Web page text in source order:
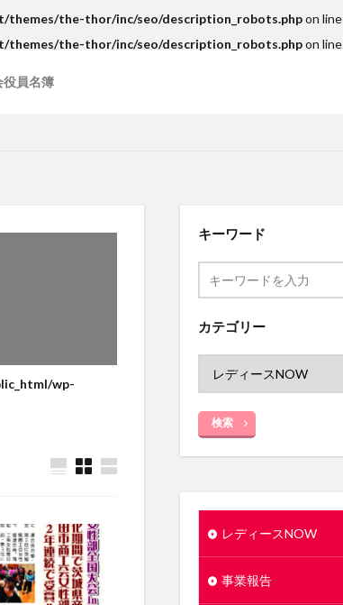
themes/the-thor/inc/seo/description_robots.phpon line
themes/the-thor/inc/seo/description_robots.phpon line
役員名簿
wp-
キーワード
カテゴリー
検索
レディースNOW
事業報告